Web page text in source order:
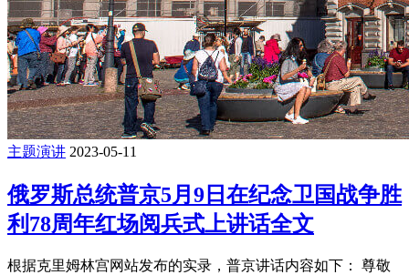
主题演讲 2023-05-11
俄罗斯总统普京5月9日在纪念卫国战争胜
利78周年红场阅兵式上讲话全文
根据克里姆林宫网站发布的实录，普京讲话内容如下： 尊敬